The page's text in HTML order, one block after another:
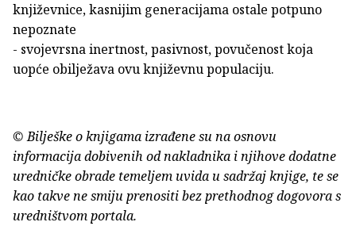
književnice, kasnijim generacijama ostale potpuno
nepoznate
- svojevrsna inertnost, pasivnost, povučenost koja
uopće obilježava ovu književnu populaciju.
© Bilješke o knjigama izrađene su na osnovu
informacija dobivenih od nakladnika i njihove dodatne
uredničke obrade temeljem uvida u sadržaj knjige, te se
kao takve ne smiju prenositi bez prethodnog dogovora s
uredništvom portala.